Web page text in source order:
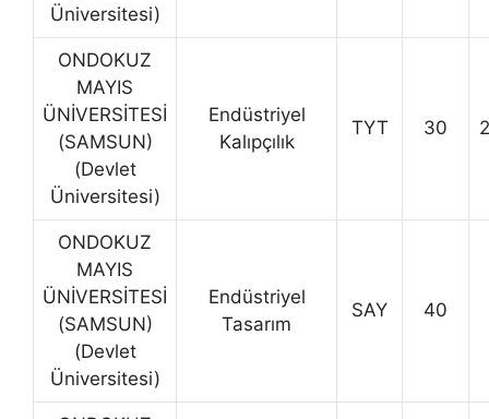
Üniversitesi)
ONDOKUZ
MAYIS
ÜNİVERSİTESİ
(SAMSUN)
(Devlet
Üniversitesi)
Endüstriyel
Kalıpçılık
TYT 30
ONDOKUZ
MAYIS
ÜNİVERSİTESİ
(SAMSUN)
(Devlet
Üniversitesi)
Endüstriyel
Tasarım
SAY 40